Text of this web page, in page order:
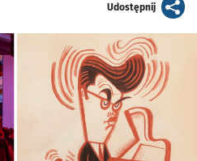
Udostępnijartykuł